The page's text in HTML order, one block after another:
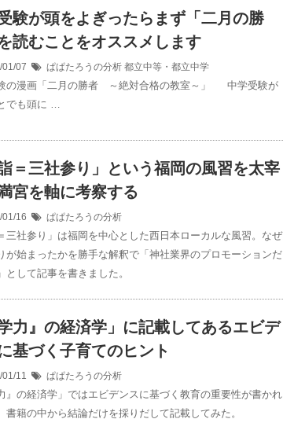
験が頭をよぎったらまず「二月の勝
読むことをオススメします
07 ぱぱたろうの分析 都立中等・都立中学
の漫画「二月の勝者 ～絶対合格の教室～」 中学受験が
でも頭に …
詣＝三社参り」という福岡の風習を太宰
宮を軸に考察する
16 ぱぱたろうの分析
三社参り」は福岡を中心とした西日本ローカルな風習。なぜ
が始まったかを勝手な解釈で「神社業界のプロモーションだ
として記事を書きました。
学力』の経済学」に記載してあるエビデ
基づく子育てのヒント
11 ぱぱたろうの分析
』の経済学」ではエビデンスに基づく教育の重要性が書かれ
書籍の中から結論だけを採りだして記載してみた。